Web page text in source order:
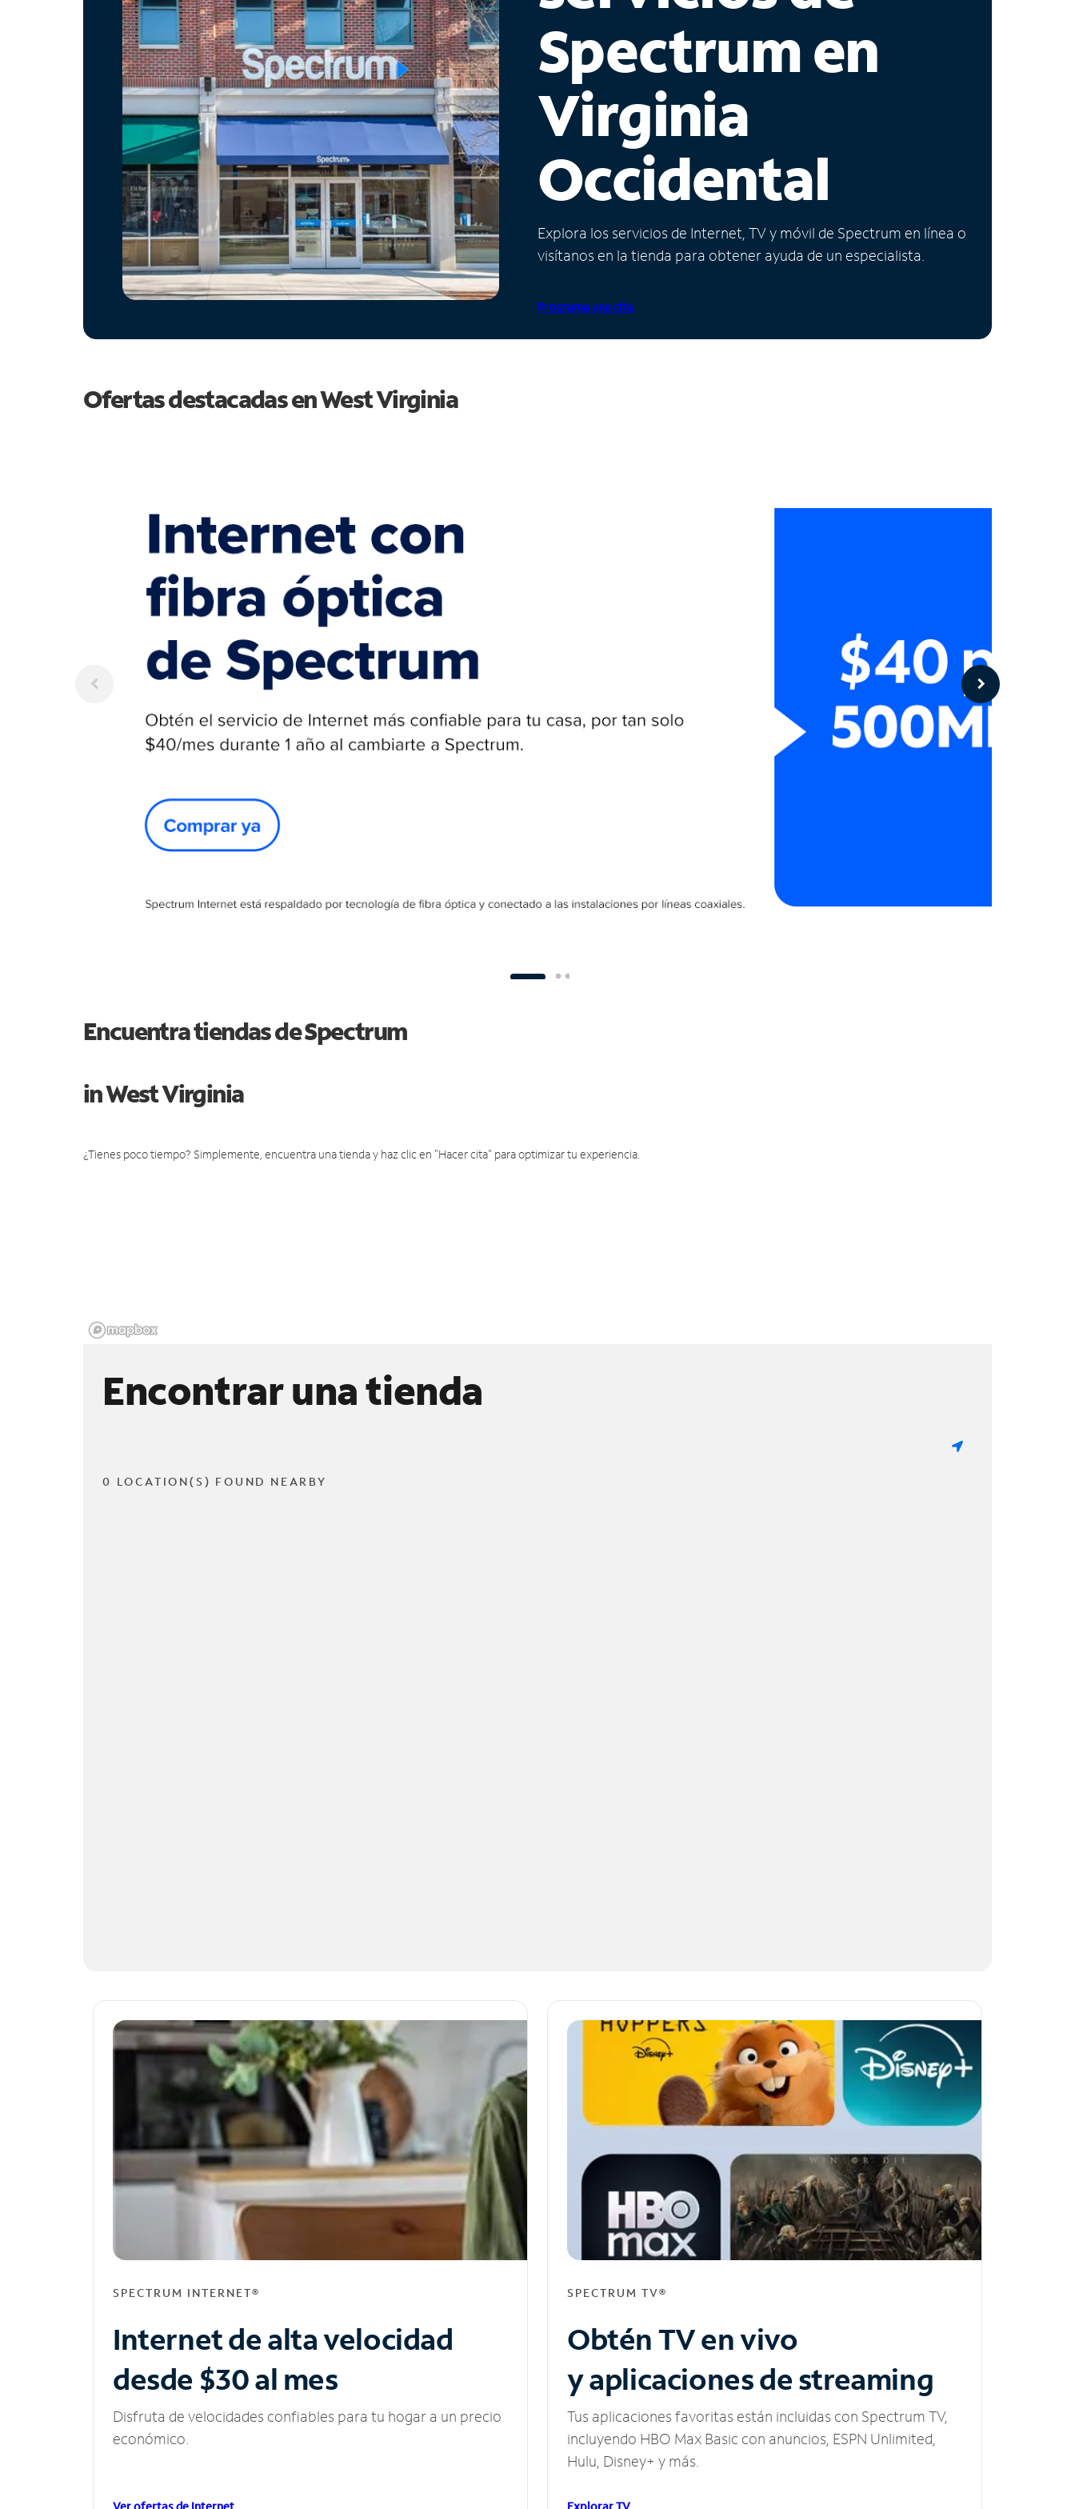
Spectrum en
Virginia
Occidental
Explora los servicios de Internet, TV y móvil de Spectrum en línea o
visítanos en la tienda para obtener ayuda de un especialista.
Programa una cita
Ofertas destacadas enWest Virginia
Encuentra tiendas de Spectrum
in West Virginia
¿Tienes poco tiempo? Simplemente, encuentra una tienda y haz clic en "Hacer cita" para optimizar tu experiencia.
Encontrar una tienda
0 LOCATION(S) FOUND NEARBY
SPECTRUM INTERNET®
Internet de alta velocidad
desde $30 al mes
Disfruta de velocidades confiables para tu hogar a un precio
económico.
SPECTRUM TV®
Obtén TV en vivo
y aplicaciones de streaming
Tus aplicaciones favoritas están incluidas con Spectrum TV,
incluyendo HBO Max Basic con anuncios, ESPN Unlimited,
Hulu, Disney+ y más.